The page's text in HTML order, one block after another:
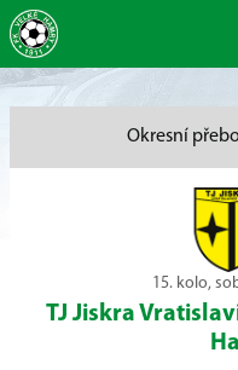
Okresní
15. kolo,
TJ Jiskra